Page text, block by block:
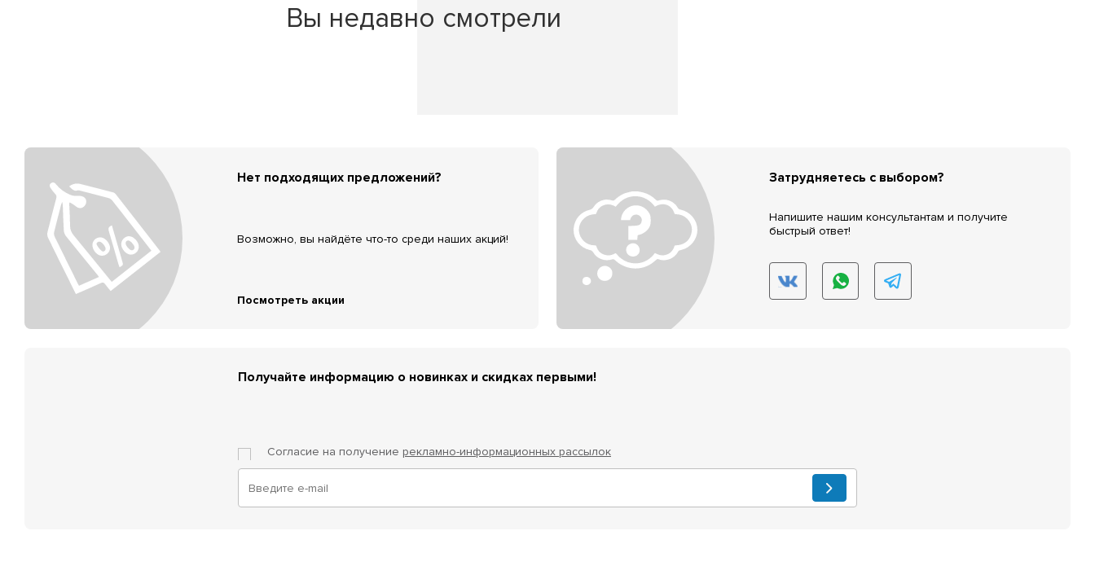
Вы недавно смотрели
Нет подходящих предложений?
Возможно, вы найдёте что-то среди наших акций!
Посмотреть акции
Затрудняетесь с выбором?
Напишите нашим консультантам и получите
быстрый ответ!
Получайте информацию о новинках и скидках первыми!
Согласие на получение рекламно-информационных рассылок